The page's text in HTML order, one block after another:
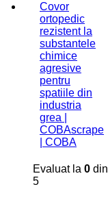
Covor
ortopedic
rezistent la
substantele
chimice
agresive
pentru
spatiile din
industria
grea |
COBAscrape
| COBA
Evaluat la 0 din
5